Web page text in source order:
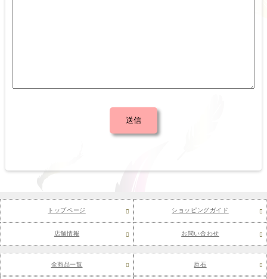
トップページ ショッピングガイド
店舗情報 お問い合わせ
全商品一覧 原石